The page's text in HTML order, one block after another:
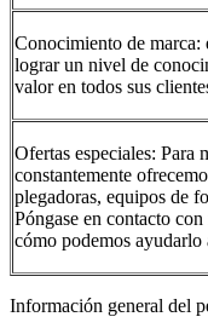
Conocimiento de marca:
lograr un nivel de
valor en todos sus
Ofertas especiales: Para
constantemente
plegadoras, equipos de
Póngase en contacto
cómo podemos
Información general del